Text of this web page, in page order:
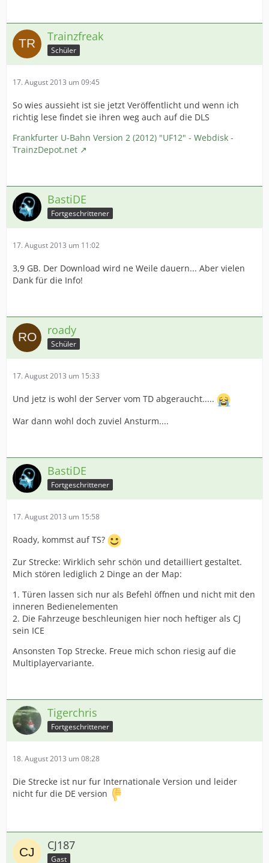
Trainzfreak
Schüler
17. August 2013 um 09:45
So wies aussieht ist sie jetzt Veröffentlicht und wenn ich
richtig lese findet sie ihren weg auch auf die DLS
Frankfurter U-Bahn Version 2 (2012) "UF12" - Webdisk -
TrainzDepot.net
BastiDE
Fortgeschrittener
17. August 2013 um 11:02
3,9 GB. Der Download wird ne Weile dauern... Aber vielen
Dank für die Info!
roady
Schüler
17. August 2013 um 15:33
Und jetz is wohl der Server vom TD abgeraucht.....
War dann wohl doch zuviel Ansturm....
BastiDE
Fortgeschrittener
17. August 2013 um 15:58
Roady, kommst auf TS?
Zur Strecke: Wirklich sehr schön und detailliert gestaltet.
Mich stören lediglich 2 Dinge an der Map:
1. Türen lassen sich nur als Befehl öffnen und nicht mit den
inneren Bedienelementen
2. Die Fahrzeuge beschleunigen hier noch heftiger als CJ
sein ICE
Ansonsten Top Strecke. Freue mich schon riesig auf die
Multiplayervariante.
Tigerchris
Fortgeschrittener
18. August 2013 um 08:28
Die Strecke ist nur fur Internationale Version und leider
nicht fur die DE version
CJ187
Gast